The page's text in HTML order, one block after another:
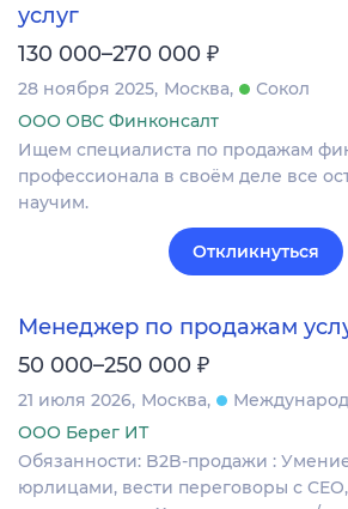
услуг
130 000–270 000 ₽
28 ноября 2025 Москва
Сокол
ООО ОВС Финконсалт
Ищем специалиста по продажам
профессионала в своём деле все
научим.
Откликнуться
Менеджер по продажам
50 000–250 000 ₽
21 июля 2026 Москва
ООО Берег ИТ
Обязанности: B2B-продажи :
юрлицами, вести переговоры с